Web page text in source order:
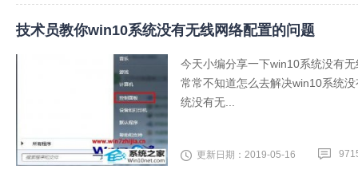
技术员教你win10系统没有无线网络配置的问题
今天小编分享一下win10系统没有
常常不知道怎么去解决win10系统
统没有无...
更新日期：2019-05-16